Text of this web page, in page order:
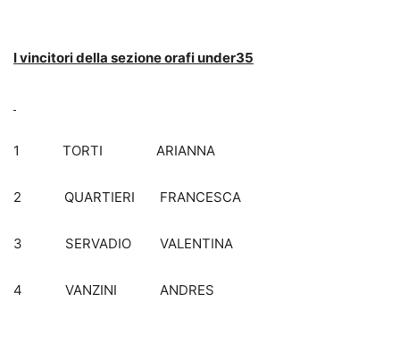
I vincitori della sezione orafi under35
1 TORTI ARIANNA
2 QUARTIERI FRANCESCA
3 SERVADIO VALENTINA
4 VANZINI ANDRES